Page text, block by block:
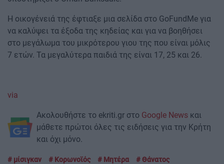
Η οικογένειά της έφτιαξε μια σελίδα στο GoFundMe για
να καλύψει τα έξοδα της κηδείας και για να βοηθήσει
στο μεγάλωμα του μικρότερου γιου της που είναι μόλις
7 ετών. Τα μεγαλύτερα παιδιά της είναι 17, 25 και 26.
via
Ακολουθήστε το ekriti.gr στο Google News και
μάθετε πρώτοι όλες τις ειδήσεις για την Κρήτη
και όχι μόνο.
μίσιγκαν Κορωνοϊός Μητέρα Θάνατος